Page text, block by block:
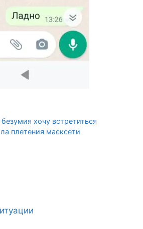
хочу встретиться
плетения масксети